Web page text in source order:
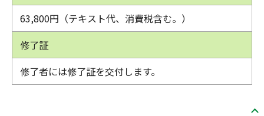
63,800円（テキスト代、消費税含む。）
修了証
修了者には修了証を交付します。